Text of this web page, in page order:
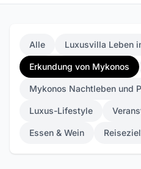
Alle Luxusvilla Leben
Erkundung von Mykonos
Mykonos Nachtleben und
Luxus-Lifestyle
Essen & Wein